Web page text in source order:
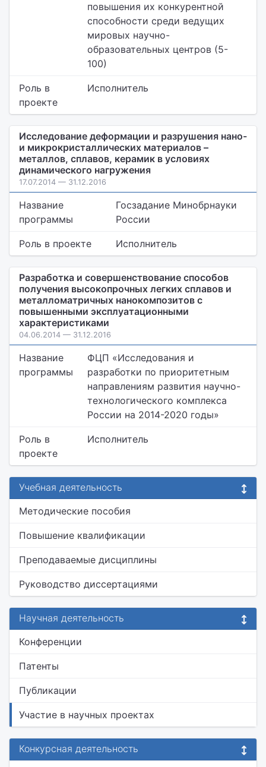
повышения их конкурентной
способности среди ведущих
мировых научно-
образовательных центров (5-
100)
Роль в
проекте
Исполнитель
Исследование деформации и разрушения нано-
и микрокристаллических материалов –
металлов, сплавов, керамик в условиях
динамического нагружения
17.07.2014 — 31.12.2016
Название
программы
Госзадание Минобрнауки
России
Роль в проекте Исполнитель
Разработка и совершенствование способов
получения высокопрочных легких сплавов и
металломатричных нанокомпозитов с
повышенными эксплуатационными
характеристиками
04.06.2014 — 31.12.2016
Название
программы
ФЦП «Исследования и
разработки по приоритетным
направлениям развития научно-
технологического комплекса
России на 2014-2020 годы»
Роль в
проекте
Исполнитель
Учебная деятельность
Методические пособия
Повышение квалификации
Преподаваемые дисциплины
Руководство диссертациями
Научная деятельность
Конференции
Патенты
Публикации
Участие в научных проектах
Конкурсная деятельность